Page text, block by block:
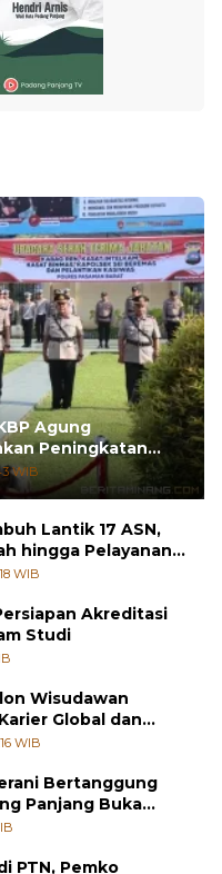
Agung
Peningkatan
dengan
WIB
Lantik 17 ASN,
hingga Pelayanan
WIB
Akreditasi
Studi
Wisudawan
Global dan
WIB
Bertanggung
Panjang Buka
Pelajar
PTN, Pemko